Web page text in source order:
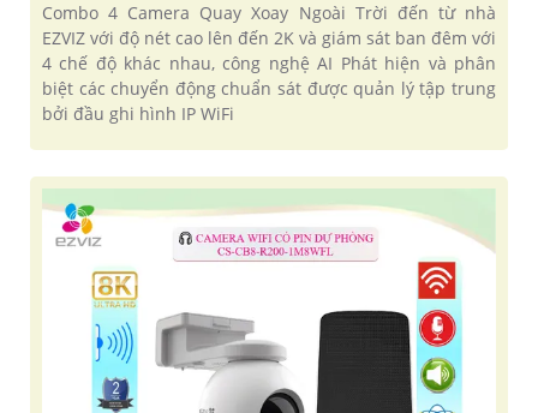
Combo 4 Camera Quay Xoay Ngoài Trời đến từ nhà
EZVIZ với độ nét cao lên đến 2K và giám sát ban đêm với
4 chế độ khác nhau, công nghệ AI Phát hiện và phân
biệt các chuyển động chuẩn sát được quản lý tập trung
bởi đầu ghi hình IP WiFi